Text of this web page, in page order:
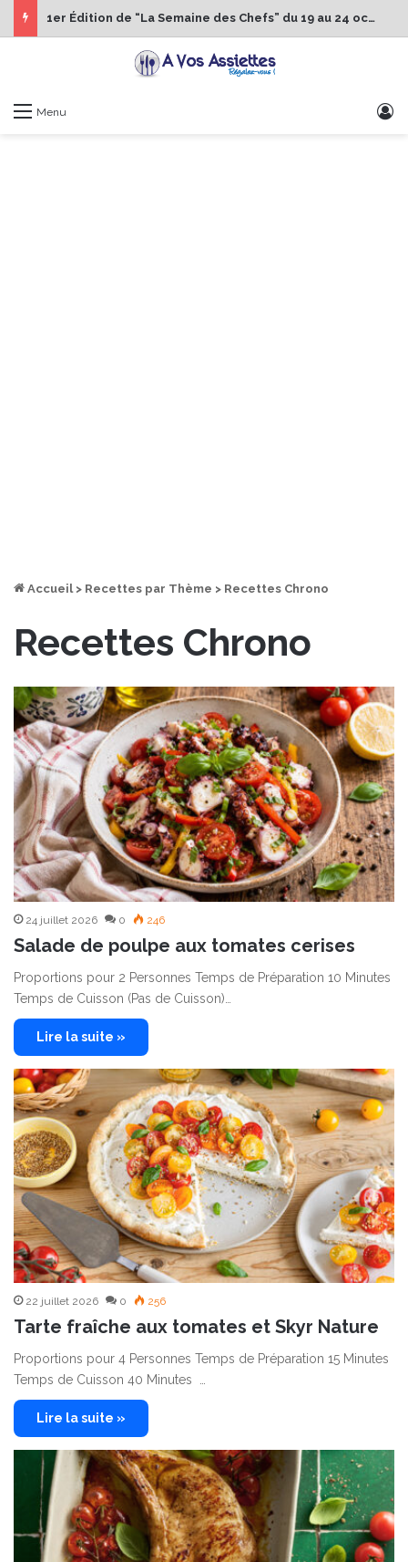
1er Édition de “La Semaine des Chefs” du 19 au 24 octobre 2026
Menu
Accueil > Recettes par Thème > Recettes Chrono
Recettes Chrono
24 juillet 2026 0 246
Salade de poulpe aux tomates cerises
Proportions pour 2 Personnes Temps de Préparation 10 Minutes
Temps de Cuisson (Pas de Cuisson)…
Lire la suite »
22 juillet 2026 0 256
Tarte fraîche aux tomates et Skyr Nature
Proportions pour 4 Personnes Temps de Préparation 15 Minutes
Temps de Cuisson 40 Minutes …
Lire la suite »